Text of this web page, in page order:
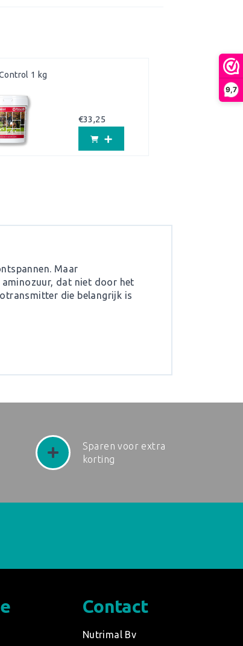
9,7
1 kg
€33,25
Maar
dat niet door het
die belangrijk is
Sparen voor extra
korting
Contact
Nutrimal Bv